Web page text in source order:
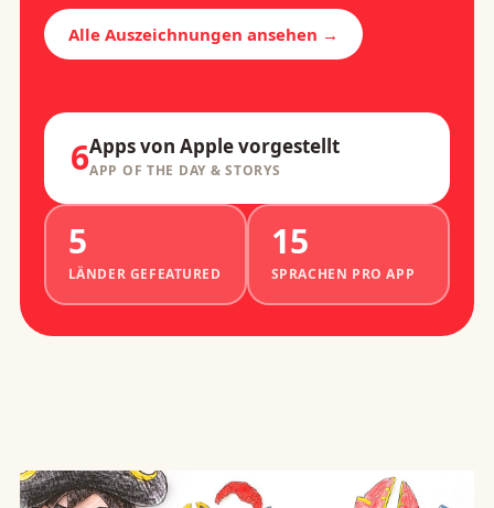
Alle Auszeichnungen ansehen →
6Apps von Apple vorgestellt
APP OF THE DAY & STORYS
5
LÄNDER GEFEATURED
15
SPRACHEN PRO APP